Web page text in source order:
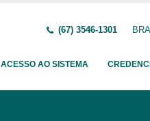
(67) 3546-1301
ACESSO AO SISTEMA